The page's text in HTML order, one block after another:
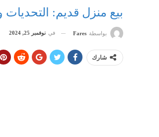
بيع منزل قديم: التحديات
بواسطة Fares في نوفمبر 25, 2024
شارك